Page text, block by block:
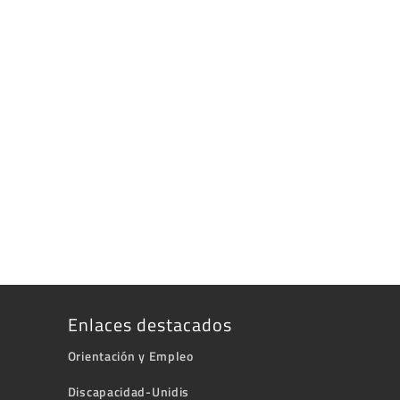
Enlaces destacados
Orientación y Empleo
Discapacidad-Unidis